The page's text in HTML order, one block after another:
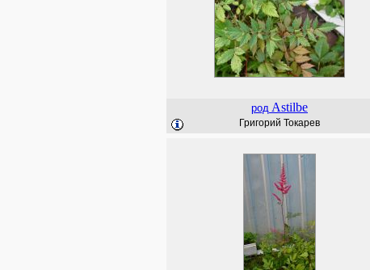
род Astilbe
Григорий Токарев